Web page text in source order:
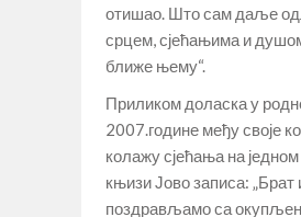
отишао. Што сам даље
срцем, сјећањима и
ближе њему“.
Приликом доласка у
2007.године међу своје
колажу сјећања на једном
књизи Јово записа: „Брат
поздрављамо са